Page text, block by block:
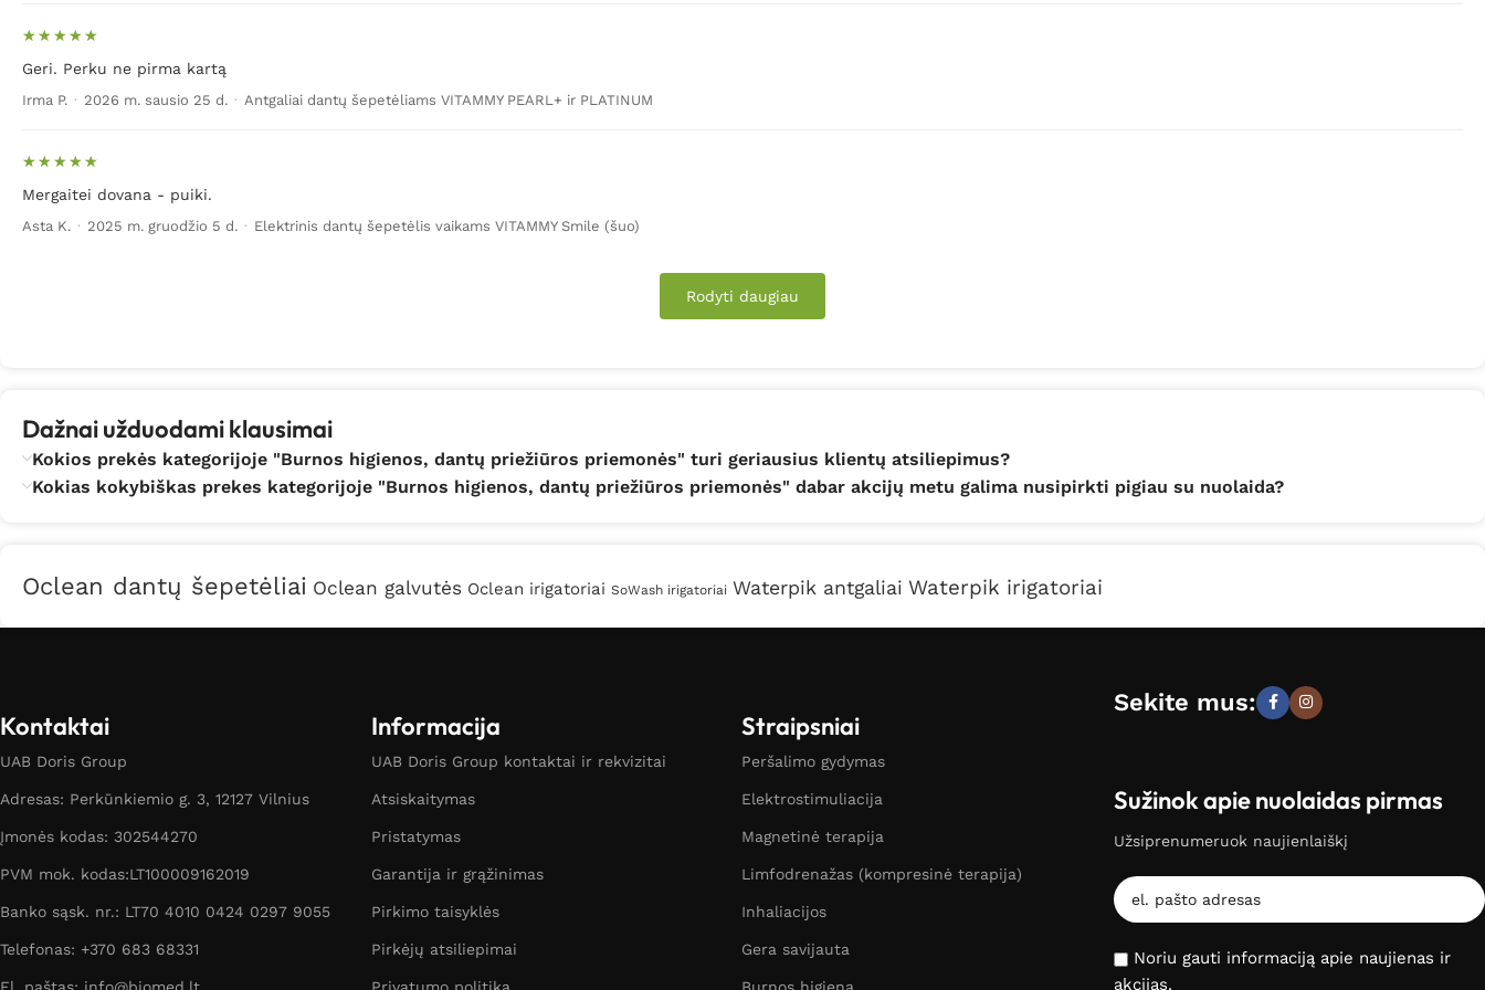
Geri. Perku ne pirma kartą
Irma P. · 2026 m. sausio 25 d. · Antgaliai dantų šepetėliams VITAMMY PEARL+ ir PLATINUM
Mergaitei dovana - puiki.
Asta K. · 2025 m. gruodžio 5 d. · Elektrinis dantų šepetėlis vaikams VITAMMY Smile (šuo)
Rodyti daugiau
Dažnai užduodami klausimai
Kokios prekės kategorijoje "Burnos higienos, dantų priežiūros priemonės" turi geriausius klientų atsiliepimus?
Kokias kokybiškas prekes kategorijoje "Burnos higienos, dantų priežiūros priemonės" dabar akcijų metu galima nusipirkti pigiau su nuolaida?
Oclean dantų šepetėliai Oclean galvutės Oclean irigatoriai SoWash irigatoriai Waterpik antgaliai Waterpik irigatoriai
Kontaktai
UAB Doris Group
Adresas: Perkūnkiemio g. 3, 12127 Vilnius
Įmonės kodas: 302544270
PVM mok. kodas:LT100009162019
Banko sąsk. nr.: LT70 4010 0424 0297 9055
Telefonas: +370 683 68331
Informacija
UAB Doris Group kontaktai ir rekvizitai
Atsiskaitymas
Pristatymas
Garantija ir grąžinimas
Pirkimo taisyklės
Pirkėjų atsiliepimai
Straipsniai
Peršalimo gydymas
Elektrostimuliacija
Magnetinė terapija
Limfodrenažas (kompresinė terapija)
Inhaliacijos
Gera savijauta
Sekite mus:
Sužinok apie nuolaidas pirmas
Užsiprenumeruok naujienlaiškį
Noriu gauti informaciją apie naujienas ir
akcijas.